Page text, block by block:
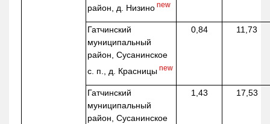
район, д. Низино new
Гатчинский
муниципальный
район, Сусанинское
с. п., д. Красницы new
0,84 11,73
Гатчинский
муниципальный
район, Сусанинское
1,43 17,53